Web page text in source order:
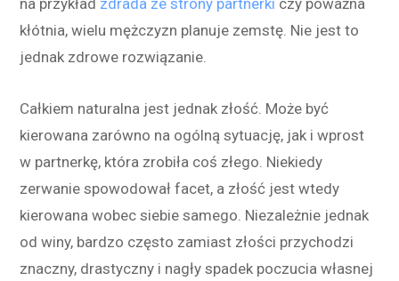
na przykład zdrada ze strony partnerki czy poważna
kłótnia, wielu mężczyzn planuje zemstę. Nie jest to
jednak zdrowe rozwiązanie.
Całkiem naturalna jest jednak złość. Może być
kierowana zarówno na ogólną sytuację, jak i wprost
w partnerkę, która zrobiła coś złego. Niekiedy
zerwanie spowodował facet, a złość jest wtedy
kierowana wobec siebie samego. Niezależnie jednak
od winy, bardzo często zamiast złości przychodzi
znaczny, drastyczny i nagły spadek poczucia własnej